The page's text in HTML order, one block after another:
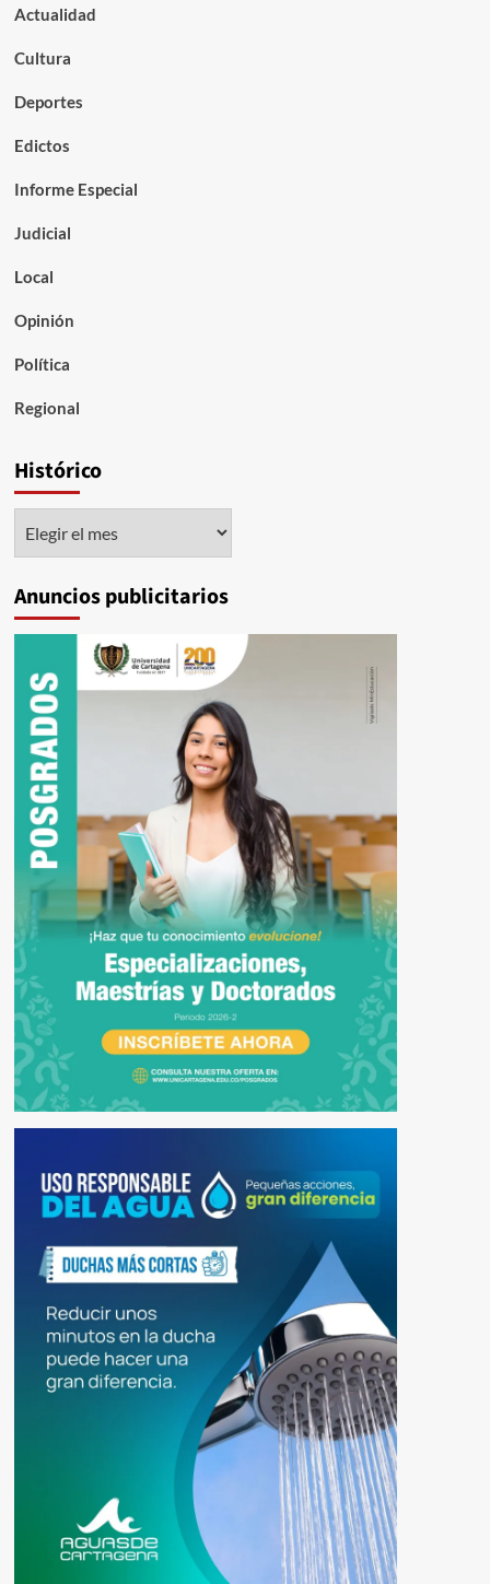
Actualidad
Cultura
Deportes
Edictos
Informe Especial
Judicial
Local
Opinión
Política
Regional
Histórico
Anuncios publicitarios